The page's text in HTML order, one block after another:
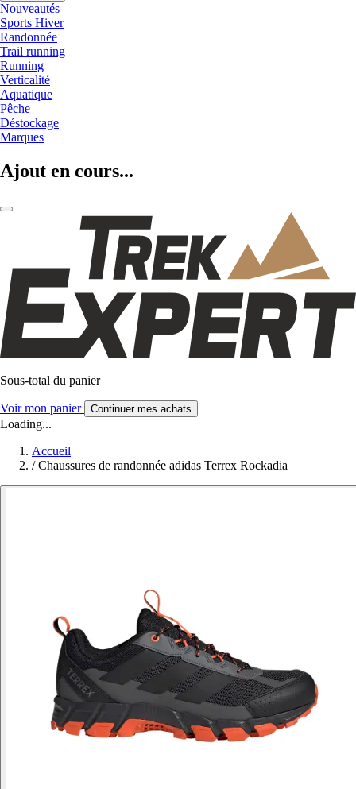
Nouveautés
Sports Hiver
Randonnée
Trail running
Running
Verticalité
Aquatique
Pêche
Déstockage
Marques
Ajout en cours...
Sous-total du panier
Voir mon panier Continuer mes achats
Loading...
Accueil
/ Chaussures de randonnée adidas Terrex Rockadia